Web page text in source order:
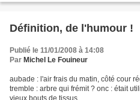
Définition, de l'humour !
Publié le 11/01/2008 à 14:08
Par Michel Le Fouineur
aubade : l'air frais du matin, côté cour
tremble : arbre qui frémit ? onc : était
vieux bouts de tissus